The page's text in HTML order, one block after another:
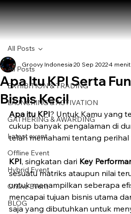
All Posts
EXHIBITION & TRADING
LAUNCHING & ACTIVATION
GATHERING & AWARDING
Latest event
Offline Event
Hybrid Event
Online Event
BLOG
All Posts
Apa Itu KPI Serta
Bisnis Kecil
Groovy Indonesia 20 Sep 20224
Apa itu KPI? Untuk Kamu yang
cukup banyak pengalaman di
telah memahami tentang perihal
KPI, singkatan dari Key
sesuatu matriks ataupun nilai
untuk menampilkan seberapa
mencapai tujuan bisnis utama
saja yang dibutuhkan untuk